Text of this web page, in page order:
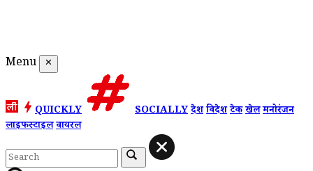
Menu ✕
QUICKLY SOCIALLYदेशविदेशटेकखेलमनोरंजन
लाइफस्टाइलवायरल